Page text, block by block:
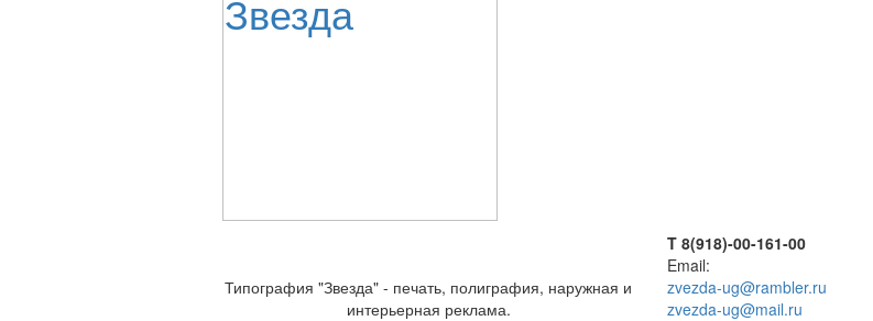
Типография "Звезда" - печать, полиграфия, наружная и
интерьерная реклама.
T 8(918)-00-161-00
Email:
zvezda-ug@rambler.ru
zvezda-ug@mail.ru